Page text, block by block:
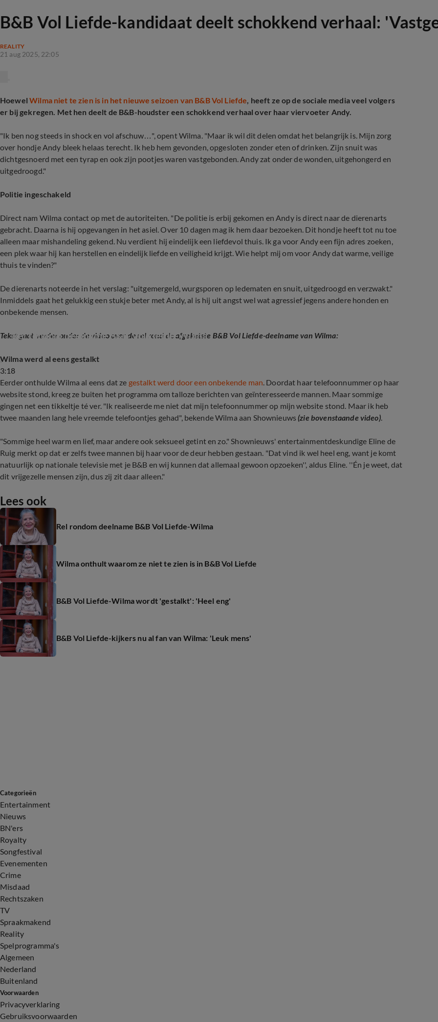
B&B Vol Liefde-kandidaat deelt schokkend verhaal:
REALITY
21 aug 2025, 22:05
HoewelWilma niet te zien is in het nieuwe seizoen van B&B Vol Liefde, heeft ze op de sociale media veel volgers
er bij gekregen. Met hen deelt de B&B-houdster een schokkend verhaal over haar viervoeter Andy.
"Ik ben nog steeds in shock en vol afschuw…", opent Wilma. "Maar ik wil dit delen omdat het belangrijk is. Mijn zorg
over hondje Andy bleek helaas terecht. Ik heb hem gevonden, opgesloten zonder eten of drinken. Zijn snuit was
dichtgesnoerd met een tyrap en ook zijn pootjes waren vastgebonden. Andy zat onder de wonden, uitgehongerd en
uitgedroogd."
Politie ingeschakeld
Direct nam Wilma contact op met de autoriteiten. "De politie is erbij gekomen en Andy is direct naar de dierenarts
gebracht. Daarna is hij opgevangen in het asiel. Over 10 dagen mag ik hem daar bezoeken. Dit hondje heeft tot nu toe
alleen maar mishandeling gekend. Nu verdient hij eindelijk een liefdevol thuis. Ik ga voor Andy een fijn adres zoeken,
een plek waar hij kan herstellen en eindelijk liefde en veiligheid krijgt. Wie helpt mij om voor Andy dat warme, veilige
thuis te vinden?"
De dierenarts noteerde in het verslag: "uitgemergeld, wurgsporen op ledematen en snuit, uitgedroogd en verzwakt."
Inmiddels gaat het gelukkig een stukje beter met Andy, al is hij uit angst wel wat agressief jegens andere honden en
onbekende mensen.
Tekst gaat verder onder de video over de rel rond de afgeketste B&B Vol Liefde-deelname van Wilma:
3:18
Rel rondom deelname B&B Vol Liefde-Wilma
Wilma werd al eens gestalkt
Eerder onthulde Wilma al eens dat ze gestalkt werd door een onbekende man. Doordat haar telefoonnummer op haar
website stond, kreeg ze buiten het programma om talloze berichten van geïnteresseerde mannen. Maar sommige
gingen net een tikkeltje té ver. "Ik realiseerde me niet dat mijn telefoonnummer op mijn website stond. Maar ik heb
twee maanden lang hele vreemde telefoontjes gehad", bekende Wilma aan Shownieuws(zie bovenstaande video).
"Sommige heel warm en lief, maar andere ook seksueel getint en zo." Shownieuws' entertainmentdeskundige Eline de
Ruig merkt op dat er zelfs twee mannen bij haar voor de deur hebben gestaan. "Dat vind ik wel heel eng, want je komt
natuurlijk op nationale televisie met je B&B en wij kunnen dat allemaal gewoon opzoeken'', aldus Eline. ''Én je weet, dat
dit vrijgezelle mensen zijn, dus zij zit daar alleen."
Lees ook
Rel rondom deelname B&B Vol Liefde-Wilma
Wilma onthult waarom ze niet te zien is in B&B Vol Liefde
B&B Vol Liefde-Wilma wordt 'gestalkt': 'Heel eng'
B&B Vol Liefde-kijkers nu al fan van Wilma: 'Leuk mens'
Categorieën
Entertainment
Nieuws
BN'ers
Royalty
Songfestival
Evenementen
Crime
Misdaad
Rechtszaken
TV
Spraakmakend
Reality
Spelprogramma's
Algemeen
Nederland
Buitenland
Voorwaarden
Privacyverklaring
Gebruiksvoorwaarden